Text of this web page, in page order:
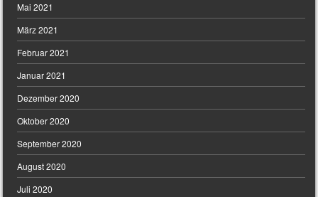
Mai 2021
März 2021
Februar 2021
Januar 2021
Dezember 2020
Oktober 2020
September 2020
August 2020
Juli 2020